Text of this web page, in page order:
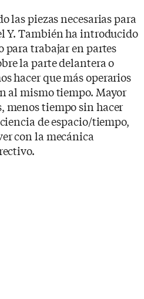
las piezas necesarias para
Y. También ha introducido
para trabajar en partes
la parte delantera o
hacer que más operarios
al mismo tiempo. Mayor
menos tiempo sin hacer
de espacio/tiempo,
con la mecánica